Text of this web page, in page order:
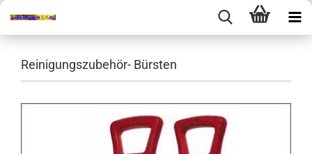
Reinigungszubehör- Bürsten